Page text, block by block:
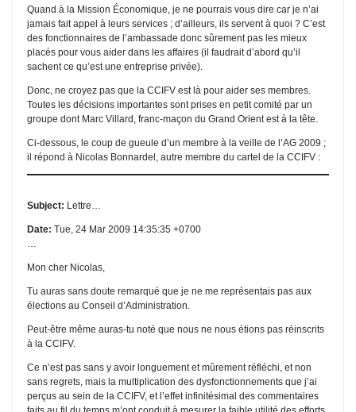
Quand à la Mission Économique, je ne pourrais vous dire car je n’ai
jamais fait appel à leurs services ; d’ailleurs, ils servent à quoi ? C’est
des fonctionnaires de l’ambassade donc sûrement pas les mieux
placés pour vous aider dans les affaires (il faudrait d’abord qu’il
sachent ce qu’est une entreprise privée).
Donc, ne croyez pas que la CCIFV est là pour aider ses membres.
Toutes les décisions importantes sont prises en petit comité par un
groupe dont Marc Villard, franc-maçon du Grand Orient est à la tête.
Ci-dessous, le coup de gueule d’un membre à la veille de l’AG 2009 ;
il répond à Nicolas Bonnardel, autre membre du cartel de la CCIFV :
Subject: Lettre…
Date: Tue, 24 Mar 2009 14:35:35 +0700
Mon cher Nicolas,
Tu auras sans doute remarqué que je ne me représentais pas aux
élections au Conseil d’Administration.
Peut-être même auras-tu noté que nous ne nous étions pas réinscrits
à la CCIFV.
Ce n’est pas sans y avoir longuement et mûrement réfléchi, et non
sans regrets, mais la multiplication des dysfonctionnements que j’ai
perçus au sein de la CCIFV, et l’effet infinitésimal des commentaires